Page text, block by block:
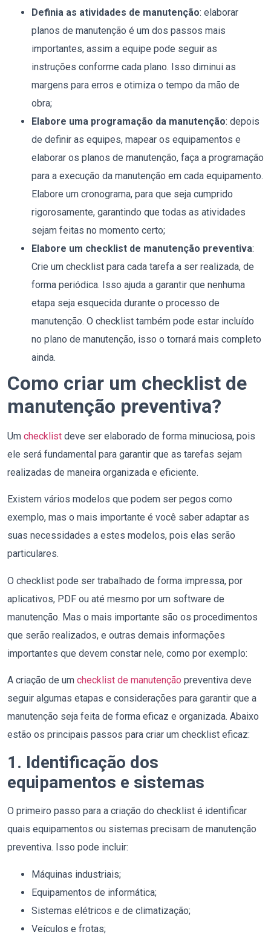
Definia as atividades de manutenção: elaborar
planos de manutenção é um dos passos mais
importantes, assim a equipe pode seguir as
instruções conforme cada plano. Isso diminui as
margens para erros e otimiza o tempo da mão de
obra;
Elabore uma programação da manutenção: depois
de definir as equipes, mapear os equipamentos e
elaborar os planos de manutenção, faça a programação
para a execução da manutenção em cada equipamento.
Elabore um cronograma, para que seja cumprido
rigorosamente, garantindo que todas as atividades
sejam feitas no momento certo;
Elabore um checklist de manutenção preventiva:
Crie um checklist para cada tarefa a ser realizada, de
forma periódica. Isso ajuda a garantir que nenhuma
etapa seja esquecida durante o processo de
manutenção. O checklist também pode estar incluído
no plano de manutenção, isso o tornará mais completo
ainda.
Como criar um checklist de
manutenção preventiva?
Um checklist deve ser elaborado de forma minuciosa, pois
ele será fundamental para garantir que as tarefas sejam
realizadas de maneira organizada e eficiente.
Existem vários modelos que podem ser pegos como
exemplo, mas o mais importante é você saber adaptar as
suas necessidades a estes modelos, pois elas serão
particulares.
O checklist pode ser trabalhado de forma impressa, por
aplicativos, PDF ou até mesmo por um software de
manutenção. Mas o mais importante são os procedimentos
que serão realizados, e outras demais informações
importantes que devem constar nele, como por exemplo:
A criação de um checklist de manutenção preventiva deve
seguir algumas etapas e considerações para garantir que a
manutenção seja feita de forma eficaz e organizada. Abaixo
estão os principais passos para criar um checklist eficaz:
1. Identificação dos
equipamentos e sistemas
O primeiro passo para a criação do checklist é identificar
quais equipamentos ou sistemas precisam de manutenção
preventiva. Isso pode incluir:
Máquinas industriais;
Equipamentos de informática;
Sistemas elétricos e de climatização;
Veículos e frotas;